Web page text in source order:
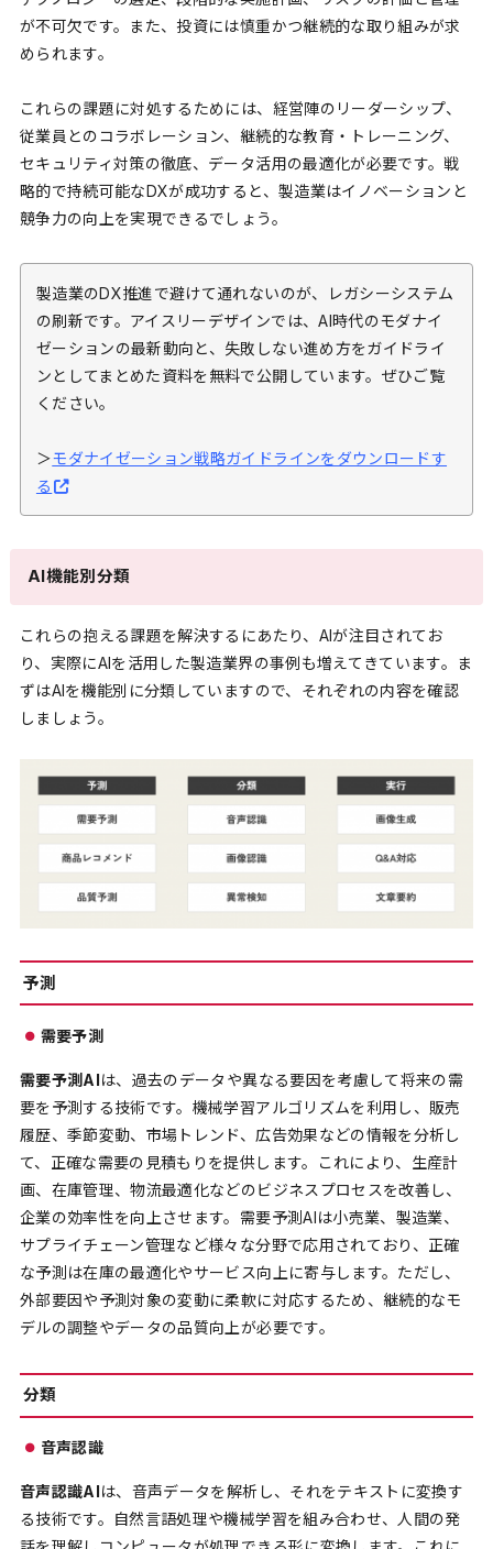
が不可欠です。また、投資には慎重かつ継続的な取り組みが求
められます。
これらの課題に対処するためには、経営陣のリーダーシップ、
従業員とのコラボレーション、継続的な教育・トレーニング、
セキュリティ対策の徹底、データ活用の最適化が必要です。戦
略的で持続可能なDXが成功すると、製造業はイノベーションと
競争力の向上を実現できるでしょう。
製造業のDX推進で避けて通れないのが、レガシーシステム
の刷新です。アイスリーデザインでは、AI時代のモダナイ
ゼーションの最新動向と、失敗しない進め方をガイドライ
ンとしてまとめた資料を無料で公開しています。ぜひご覧
ください。
＞モダナイゼーション戦略ガイドラインをダウンロードす
る
AI機能別分類
これらの抱える課題を解決するにあたり、AIが注目されてお
り、実際にAIを活用した製造業界の事例も増えてきています。ま
ずはAIを機能別に分類していますので、それぞれの内容を確認
しましょう。
予測
需要予測
需要予測AIは、過去のデータや異なる要因を考慮して将来の需
要を予測する技術です。機械学習アルゴリズムを利用し、販売
履歴、季節変動、市場トレンド、広告効果などの情報を分析し
て、正確な需要の見積もりを提供します。これにより、生産計
画、在庫管理、物流最適化などのビジネスプロセスを改善し、
企業の効率性を向上させます。需要予測AIは小売業、製造業、
サプライチェーン管理など様々な分野で応用されており、正確
な予測は在庫の最適化やサービス向上に寄与します。ただし、
外部要因や予測対象の変動に柔軟に対応するため、継続的なモ
デルの調整やデータの品質向上が必要です。
分類
音声認識
音声認識AIは、音声データを解析し、それをテキストに変換す
る技術です。自然言語処理や機械学習を組み合わせ、人間の発